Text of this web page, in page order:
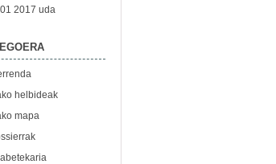
2017 uda
helbideak
mapa